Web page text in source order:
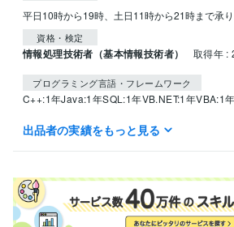
平日10時から19時、土日11時から21時まで承り
資格・検定
情報処理技術者（基本情報技術者） 取得年 :
プログラミング言語・フレームワーク
C++:1年Java:1年SQL:1年VB.NET:1年VBA:1年
ビジネス・クリエイティブツール
ジョブカン会計:1年kintone:1年ChatGPT:2年
Final Cut Pro:2年
iMovie:3年
得意分野
出品者の実績をもっと見る